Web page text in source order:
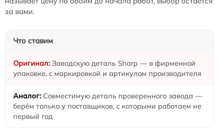
за вами.
Что ставим
Заводскую деталь Sharp — в фирменной
упаковке, с маркировкой и артикулом производителя
Совместимую деталь проверенного завода —
берём только у поставщиков, с которыми работаем не
первый год